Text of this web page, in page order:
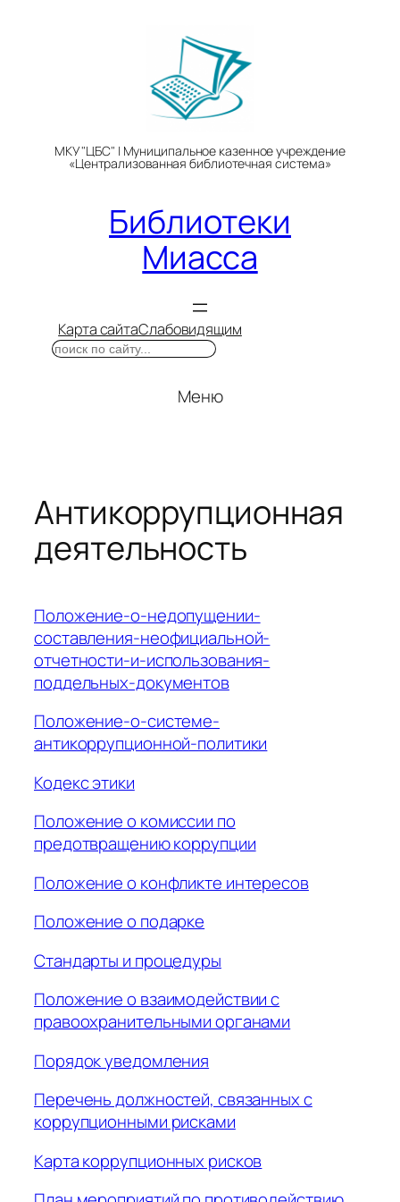
МКУ "ЦБС" | Муниципальное казенное учреждение
«Централизованная библиотечная система»
Библиотеки
Миасса
Карта сайтаСлабовидящим
Поиск
Меню
Антикоррупционная
деятельность
Положение-о-недопущении-
составления-неофициальной-
отчетности-и-использования-
поддельных-документов
Положение-о-системе-
антикоррупционной-политики
Кодекс этики
Положение о комиссии по
предотвращению коррупции
Положение о конфликте интересов
Положение о подарке
Стандарты и процедуры
Положение о взаимодействии с
правоохранительными органами
Порядок уведомления
Перечень должностей, связанных с
коррупционными рисками
Карта коррупционных рисков